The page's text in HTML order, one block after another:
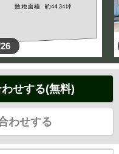
せする(無料)
わせする